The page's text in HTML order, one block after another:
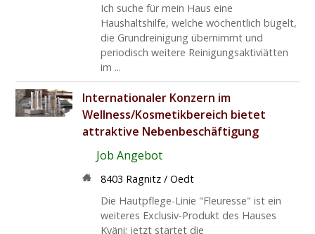
Ich suche für mein Haus eine
Haushaltshilfe, welche wöchentlich bügelt,
die Grundreinigung übernimmt und
periodisch weitere Reinigungsaktiviätten
im ...
Internationaler Konzern im
Wellness/Kosmetikbereich bietet
attraktive Nebenbeschäftigung
Job Angebot
8403 Ragnitz / Oedt
Die Hautpflege-Linie "Fleuresse" ist ein
weiteres Exclusiv-Produkt des Hauses
Kyäni; jetzt startet die